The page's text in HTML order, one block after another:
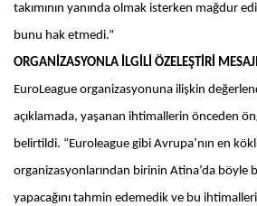
takımının yanında olmak isterken mağdur
bunu hak etmedi.”
ORGANİZASYONLA İLGİLİ ÖZELEŞTİRİ MESAJI
EuroLeague organizasyonuna ilişkin
açıklamada, yaşanan ihtimallerin önceden
belirtildi. “Euroleague gibi Avrupa’nın en
organizasyonlarından birinin Atina’da böyle
yapacağını tahmin edemedik ve bu